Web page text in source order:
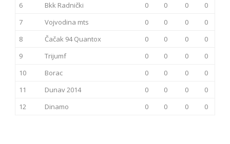
6
Bkk Radnički 0 0 0
0
7
Vojvodina mts 0 0 0
0
8
Čačak 94 Quantox 0 0 0
0
9
Trijumf 0 0 0
0
10
Borac 0 0 0
0
11
Dunav 2014 0 0 0
0
12
Dinamo 0 0 0 0